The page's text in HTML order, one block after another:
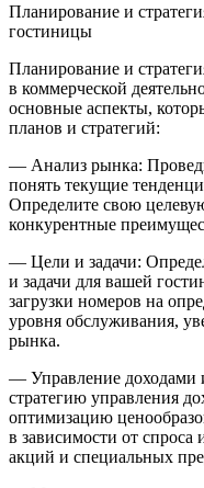
Планирование и
гостиницы
Планирование и
в коммерческой
основные аспекты,
планов и стратегий:
— Анализ рынка:
понять текущие
Определите свою
конкурентные
— Цели и задачи:
и задачи для вашей
загрузки номеров на
уровня обслуживания,
рынка.
— Управление доходами
стратегию управления
оптимизацию
в зависимости от спроса
акций и специальных